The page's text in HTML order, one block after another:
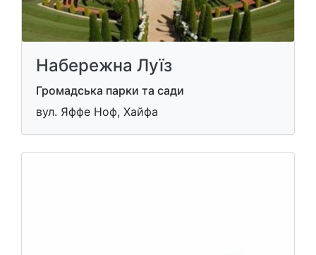
Набережна Луїз
Громадська парки та сади
вул. Яффе Ноф, Хайфа